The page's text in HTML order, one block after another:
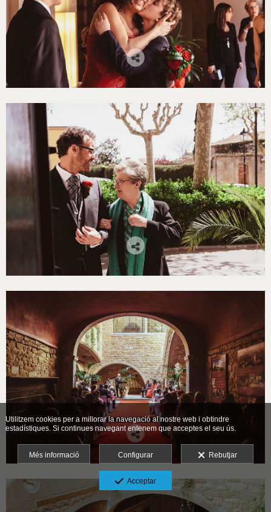
Utilitzem cookies per a millorar la navegació al nostre web i obtindre
estadístiques. Si continues navegant entenem que acceptes el seu ús.
Més informació Configurar Rebutjar
Acceptar